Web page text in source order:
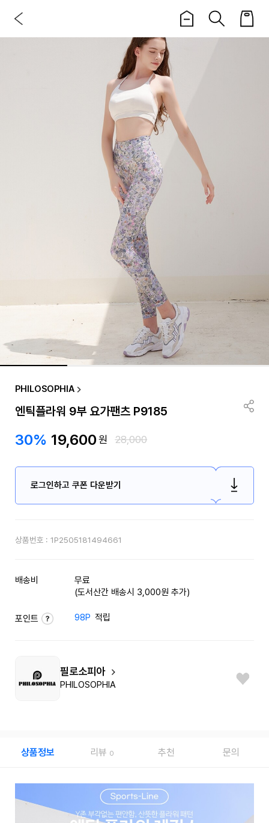
PHILOSOPHIA
엔틱플라워 9부 요가팬츠 P9185
30% 19,600원 28,000
로그인하고 쿠폰 다운받기
상품번호 : 1P2505181494661
배송비
무료
(도서산간 배송시 3,000원 추가)
포인트 98P 적립
필로소피아
PHILOSOPHIA
상품정보 리뷰 0 추천 문의